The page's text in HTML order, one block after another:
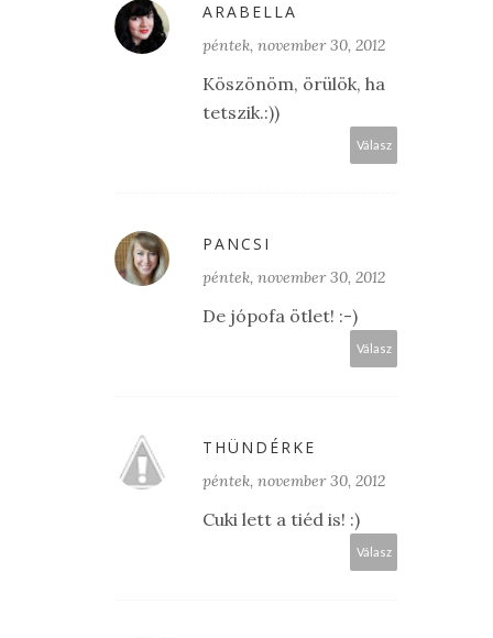
ARABELLA
péntek, november 30, 2012
Köszönöm, örülök, ha
tetszik.:))
Válasz
PANCSI
péntek, november 30, 2012
De jópofa ötlet! :-)
Válasz
THÜNDÉRKE
péntek, november 30, 2012
Cuki lett a tiéd is! :)
Válasz